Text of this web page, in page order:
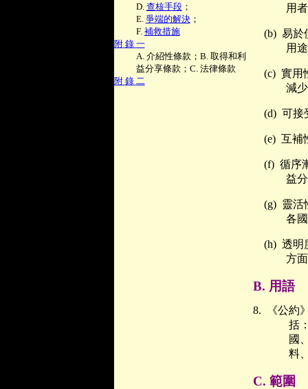
D. 查核手段；
E. 爭端的解決；
F. 補救措施
附 錄 一
A. 介紹性條款； B. 取得和利
益分享條款； C. 法律條款
附 錄 二
用
(b) 易於
用
(c) 實用
減
(d) 可接
(e) 互補
(f) 循序
益
(g) 靈活
各
(h) 透明
方
B. 用語
8.
《公約
括
國
料
C. 範圍